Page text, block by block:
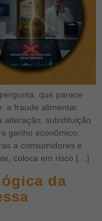
que parece
a fraude alimentar.
alteração, substituição
ganho econômico.
a consumidores e
coloca em risco […]
da